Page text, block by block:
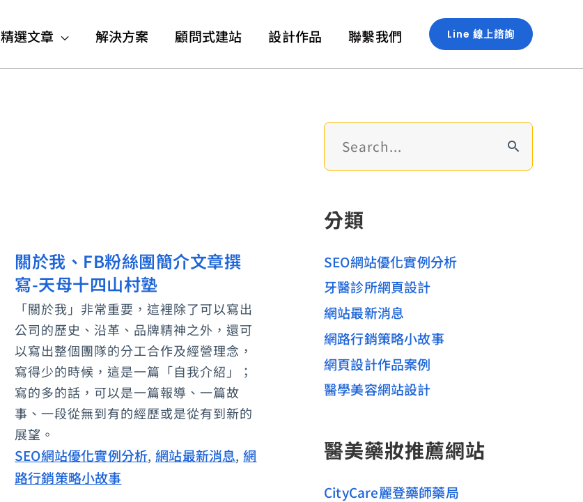
精選文章 解決方案 顧問式建站 設計作品 聯繫我們 Line 線上諮詢
關於我、FB粉絲團簡介文章撰
寫-天母十四山村塾
「關於我」非常重要，這裡除了可以寫出
公司的歷史、沿革、品牌精神之外，還可
以寫出整個團隊的分工合作及經營理念，
寫得少的時候，這是一篇「自我介紹」；
寫的多的話，可以是一篇報導、一篇故
事、一段從無到有的經歷或是從有到新的
展望。
SEO網站優化實例分析, 網站最新消息, 網
路行銷策略小故事
關
於
我、
FB
粉
絲
團
簡
介
文
章
尋
字
:
分類
SEO網站優化實例分析
牙醫診所網頁設計
網站最新消息
網路行銷策略小故事
網頁設計作品案例
醫學美容網站設計
醫美藥妝推薦網站
CityCare麗登藥師藥局